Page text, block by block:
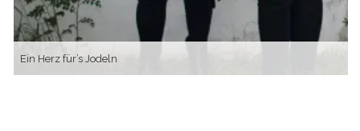
Ein Herz für’s Jodeln